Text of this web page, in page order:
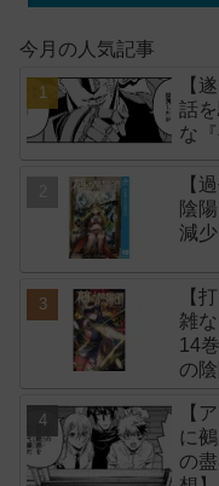
今月の人気記事
【
話
な
【
陰
減
【
雑
14
の
【
に
の